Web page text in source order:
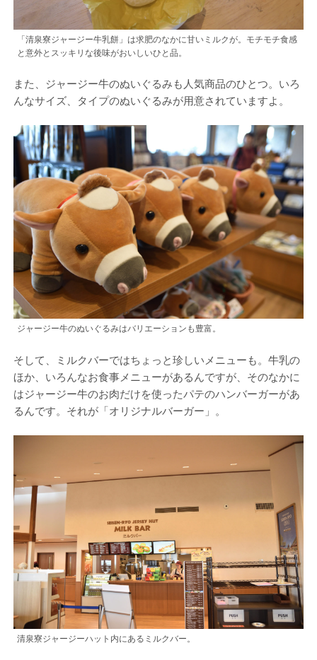
「清泉寮ジャージー牛乳餅」は求肥のなかに甘いミルクが。モチモチ食感
と意外とスッキリな後味がおいしいひと品。
また、ジャージー牛のぬいぐるみも人気商品のひとつ。いろ
んなサイズ、タイプのぬいぐるみが用意されていますよ。
ジャージー牛のぬいぐるみはバリエーションも豊富。
そして、ミルクバーではちょっと珍しいメニューも。牛乳の
ほか、いろんなお食事メニューがあるんですが、そのなかに
はジャージー牛のお肉だけを使ったパテのハンバーガーがあ
るんです。それが「オリジナルバーガー」。
清泉寮ジャージーハット内にあるミルクバー。